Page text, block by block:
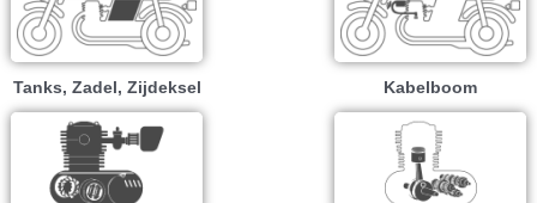
Tanks, Zadel, Zijdeksel Kabelboom